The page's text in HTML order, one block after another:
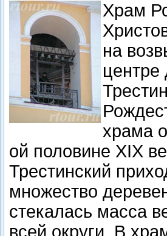
Храм
на
центре
храма
ой половине XIX
Трестинский
множество
стекалась масса
всей округи. В